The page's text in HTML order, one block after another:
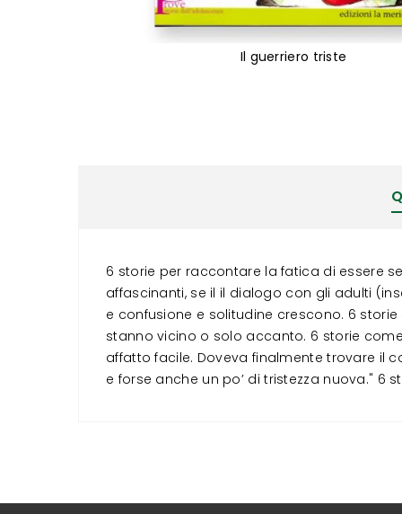
Il guerriero triste
6 storie per raccontare la fatica di essere
affascinanti, se il il dialogo con gli adulti
e confusione e solitudine crescono. 6
stanno vicino o solo accanto. 6 storie
affatto facile. Doveva finalmente trovare il
e forse anche un po’ di tristezza nuova."